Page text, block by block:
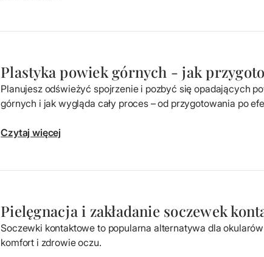
Plastyka powiek górnych - jak
Planujesz odświeżyć spojrzenie i pozbyć się opadających
górnych i jak wygląda cały proces – od przygotowania po
Czytaj więcej
Pielęgnacja i zakładanie soczewek
Soczewki kontaktowe to popularna alternatywa dla
komfort i zdrowie oczu.